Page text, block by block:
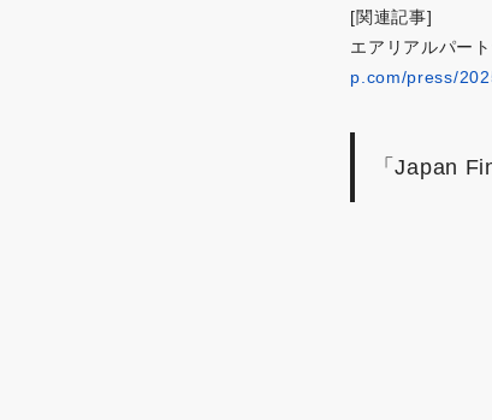
[関連記事]
エアリアルパー
p.com/press/
「Japan